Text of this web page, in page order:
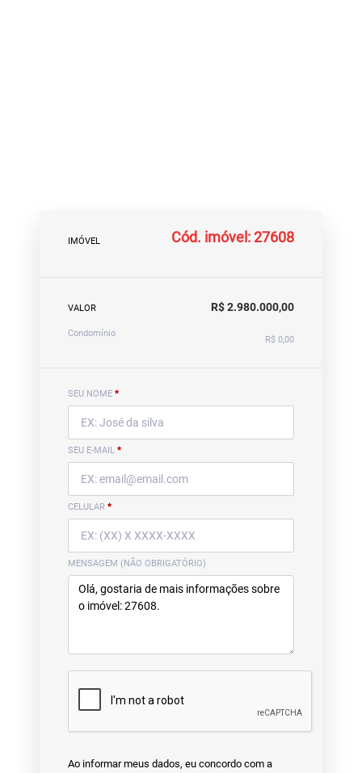
IMÓVEL Cód. imóvel: 27608
VALOR R$ 2.980.000,00
Condomínio
R$ 0,00
SEU NOME *
SEU E-MAIL *
CELULAR *
MENSAGEM (NÃO OBRIGATÓRIO)
Ao informar meus dados, eu concordo com a